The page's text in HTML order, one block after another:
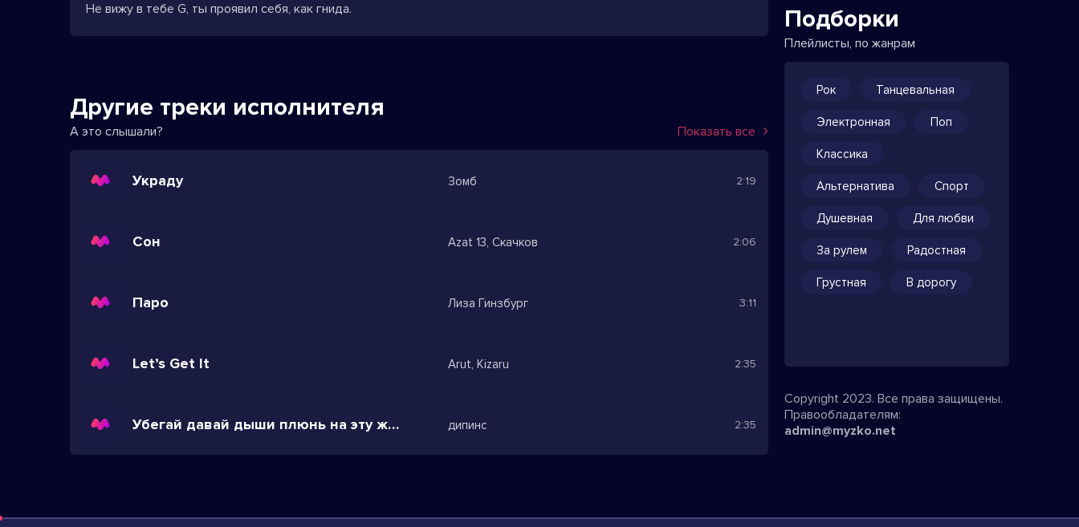
Не вижу в тебе G, ты проявил себя, как гнида.
Другие треки исполнителя
А это слышали? Показать все
Украду Зомб 2:19
Сон Azat 13, Скачков 2:06
Паро Лиза Гинзбург 3:11
Let’s Get It Arut, Kizaru 2:35
Убегай давай дыши плюнь на эту жизнь дипинс 2:35
Подборки
Плейлисты, по жанрам
Рок Танцевальная
Электронная Поп
Классика
Альтернатива Спорт
Душевная Для любви
За рулем Радостная
Грустная В дорогу
Copyright 2023. Все права защищены.
Правообладателям:
admin@myzko.net